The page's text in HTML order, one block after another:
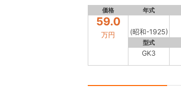
価格 年式
59.0
万円 (昭和-1925)
型式
GK3